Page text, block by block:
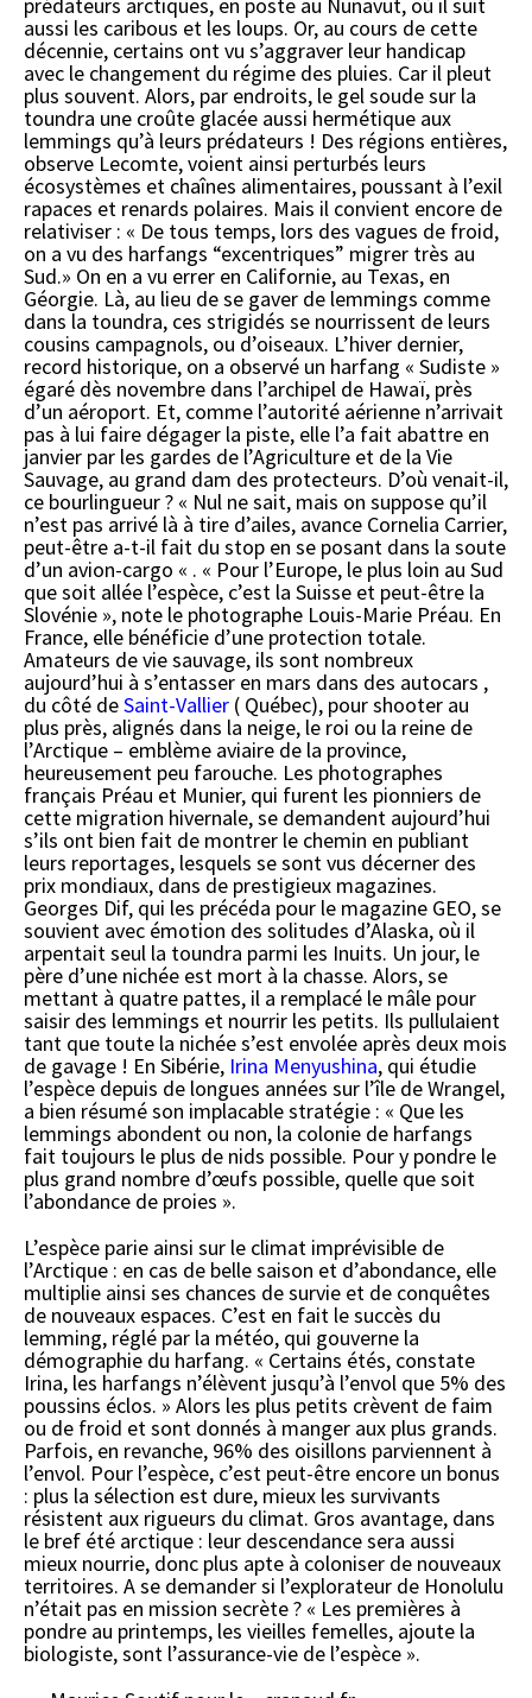
aussi les caribous et les loups. Or, au cours de cette
décennie, certains ont vu s’aggraver leur handicap
avec le changement du régime des pluies. Car il pleut
plus souvent. Alors, par endroits, le gel soude sur la
toundra une croûte glacée aussi hermétique aux
lemmings qu’à leurs prédateurs ! Des régions entières,
observe Lecomte, voient ainsi perturbés leurs
écosystèmes et chaînes alimentaires, poussant à l’exil
rapaces et renards polaires. Mais il convient encore de
relativiser : « De tous temps, lors des vagues de froid,
on a vu des harfangs “excentriques” migrer très au
Sud.» On en a vu errer en Californie, au Texas, en
Géorgie. Là, au lieu de se gaver de lemmings comme
dans la toundra, ces strigidés se nourrissent de leurs
cousins campagnols, ou d’oiseaux. L’hiver dernier,
record historique, on a observé un harfang « Sudiste »
égaré dès novembre dans l’archipel de Hawaï, près
d’un aéroport. Et, comme l’autorité aérienne n’arrivait
pas à lui faire dégager la piste, elle l’a fait abattre en
janvier par les gardes de l’Agriculture et de la Vie
Sauvage, au grand dam des protecteurs. D’où venait-il,
ce bourlingueur ? « Nul ne sait, mais on suppose qu’il
n’est pas arrivé là à tire d’ailes, avance Cornelia Carrier,
peut-être a-t-il fait du stop en se posant dans la soute
d’un avion-cargo « . « Pour l’Europe, le plus loin au Sud
que soit allée l’espèce, c’est la Suisse et peut-être la
Slovénie », note le photographe Louis-Marie Préau. En
France, elle bénéficie d’une protection totale.
Amateurs de vie sauvage, ils sont nombreux
aujourd’hui à s’entasser en mars dans des autocars ,
du côté deSaint-Vallier ( Québec), pour shooter au
plus près, alignés dans la neige, le roi ou la reine de
l’Arctique – emblème aviaire de la province,
heureusement peu farouche. Les photographes
français Préau et Munier, qui furent les pionniers de
cette migration hivernale, se demandent aujourd’hui
s’ils ont bien fait de montrer le chemin en publiant
leurs reportages, lesquels se sont vus décerner des
prix mondiaux, dans de prestigieux magazines.
Georges Dif, qui les précéda pour le magazine GEO, se
souvient avec émotion des solitudes d’Alaska, où il
arpentait seul la toundra parmi les Inuits. Un jour, le
père d’une nichée est mort à la chasse. Alors, se
mettant à quatre pattes, il a remplacé le mâle pour
saisir des lemmings et nourrir les petits. Ils pullulaient
tant que toute la nichée s’est envolée après deux mois
de gavage ! En Sibérie, Irina Menyushina, qui étudie
l’espèce depuis de longues années sur l’île de Wrangel,
a bien résumé son implacable stratégie : « Que les
lemmings abondent ou non, la colonie de harfangs
fait toujours le plus de nids possible. Pour y pondre le
plus grand nombre d’œufs possible, quelle que soit
l’abondance de proies ».
L’espèce parie ainsi sur le climat imprévisible de
l’Arctique : en cas de belle saison et d’abondance, elle
multiplie ainsi ses chances de survie et de conquêtes
de nouveaux espaces. C’est en fait le succès du
lemming, réglé par la météo, qui gouverne la
démographie du harfang. « Certains étés, constate
Irina, les harfangs n’élèvent jusqu’à l’envol que 5% des
poussins éclos. » Alors les plus petits crèvent de faim
ou de froid et sont donnés à manger aux plus grands.
Parfois, en revanche, 96% des oisillons parviennent à
l’envol. Pour l’espèce, c’est peut-être encore un bonus
: plus la sélection est dure, mieux les survivants
résistent aux rigueurs du climat. Gros avantage, dans
le bref été arctique : leur descendance sera aussi
mieux nourrie, donc plus apte à coloniser de nouveaux
territoires. A se demander si l’explorateur de Honolulu
n’était pas en mission secrète ? « Les premières à
pondre au printemps, les vieilles femelles, ajoute la
biologiste, sont l’assurance-vie de l’espèce ».